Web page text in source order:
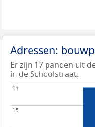
Adressen:
Er zijn 17 panden uit
in de Schoolstraat.
15
15
18
18